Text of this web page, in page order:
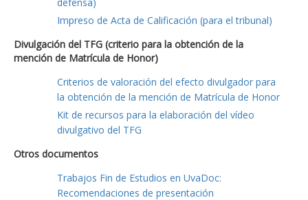
Impreso de Acta de Calificación (para el tribunal)
Divulgación del TFG (criterio para la obtención de la
mención de Matrícula de Honor)
Criterios de valoración del efecto divulgador para
la obtención de la mención de Matrícula de Honor
Kit de recursos para la elaboración del vídeo
divulgativo del TFG
Otros documentos
Trabajos Fin de Estudios en UvaDoc:
Recomendaciones de presentación